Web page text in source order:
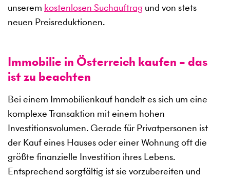
unserem kostenlosen Suchauftrag und von stets
neuen Preisreduktionen.
Immobilie in Österreich kaufen – das
ist zu beachten
Bei einem Immobilienkauf handelt es sich um eine
komplexe Transaktion mit einem hohen
Investitionsvolumen. Gerade für Privatpersonen ist
der Kauf eines Hauses oder einer Wohnung oft die
größte finanzielle Investition ihres Lebens.
Entsprechend sorgfältig ist sie vorzubereiten und